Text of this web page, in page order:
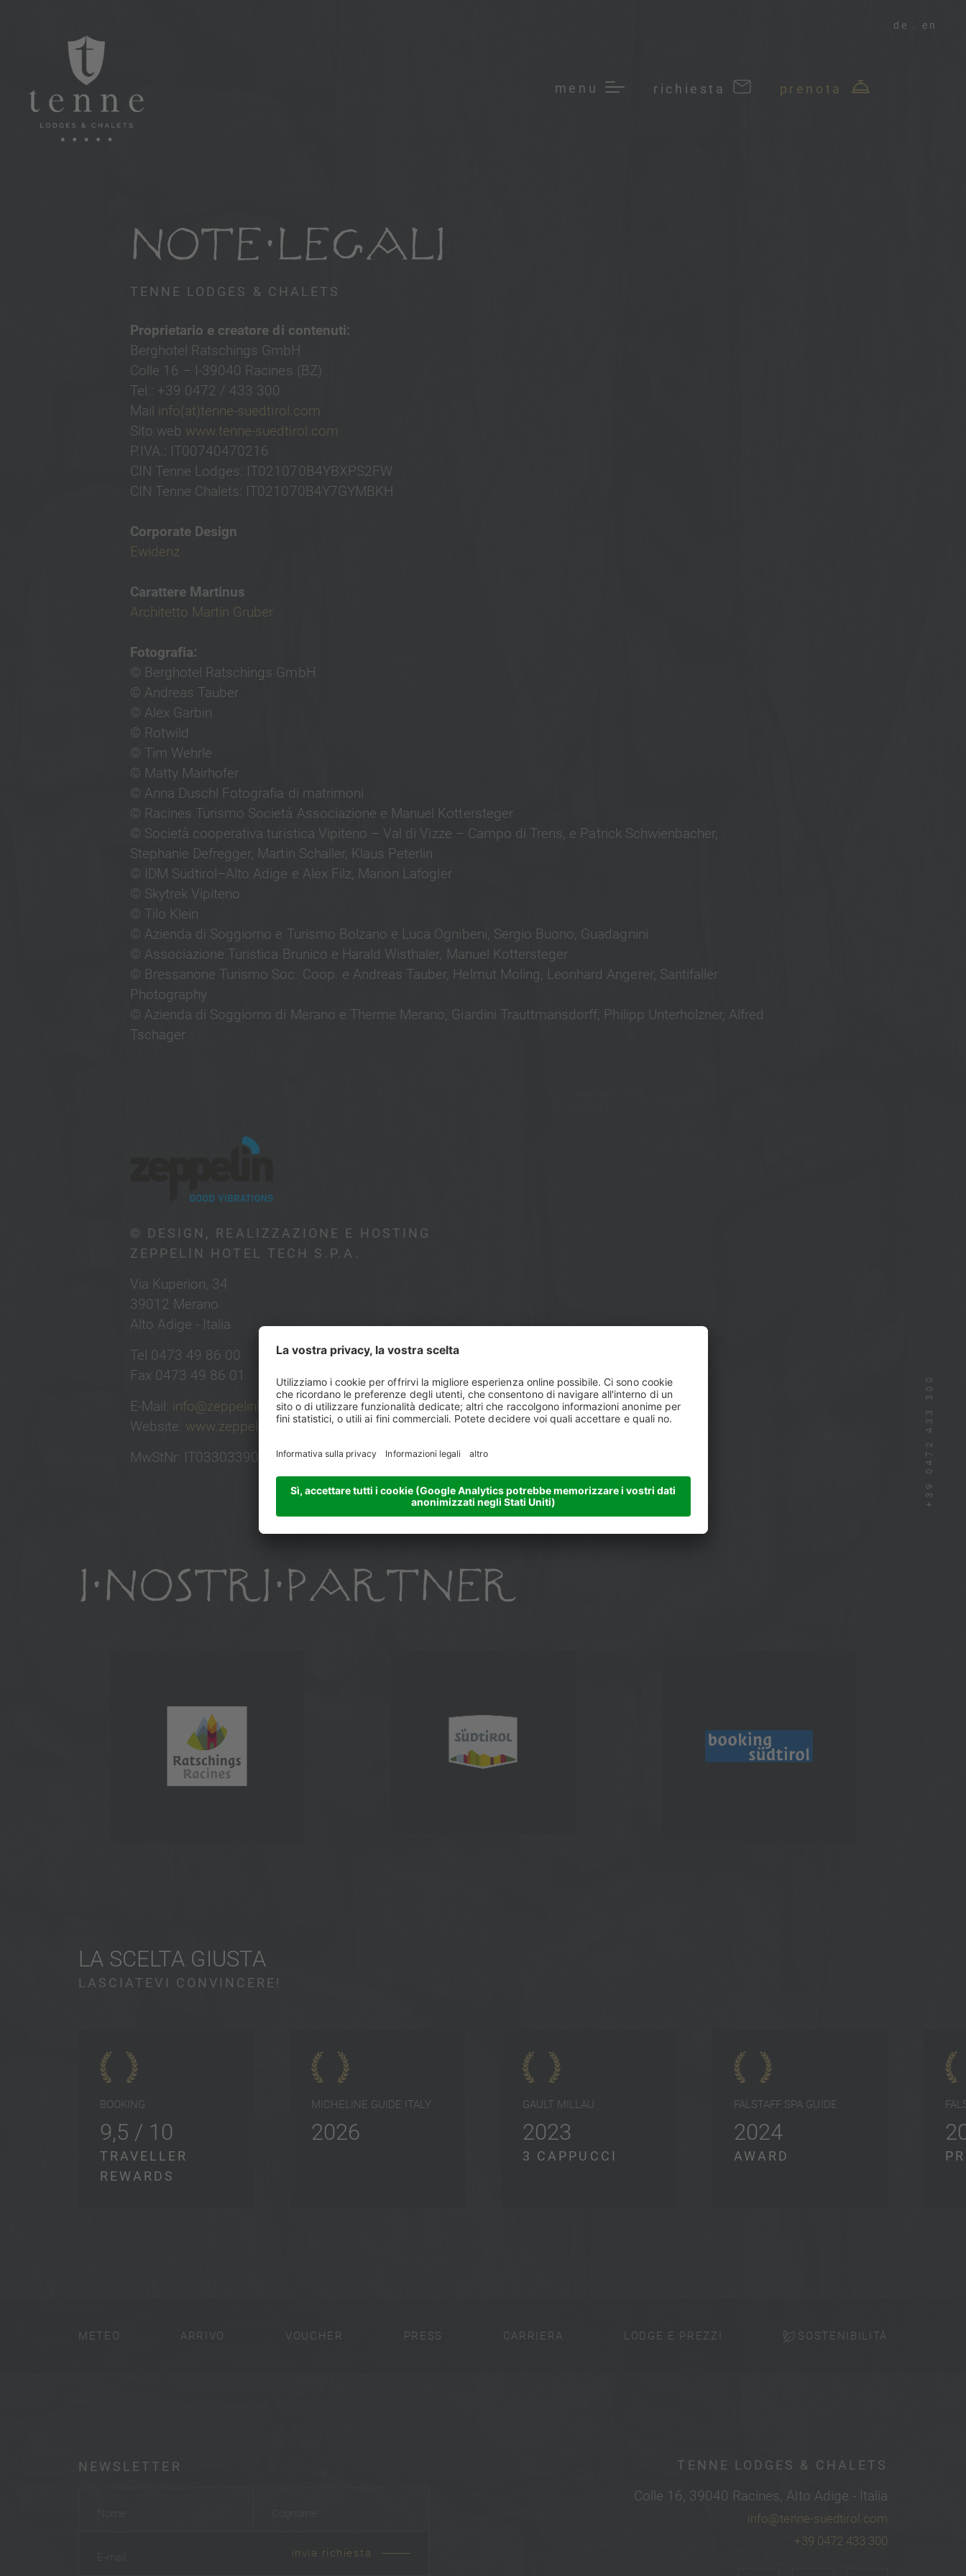
menu richiesta prenota
de en
+39 0472 433 300
NOTE LEGALI
TENNE LODGES & CHALETS
Proprietario e creatore di contenuti:
Berghotel Ratschings GmbH
Colle 16 – I-39040 Racines (BZ)
Tel.: +39 0472 / 433 300
Mail info(at)tenne-suedtirol.com
Sito web www.tenne-suedtirol.com
P.IVA.: IT00740470216
CIN Tenne Lodges: IT021070B4YBXPS2FW
CIN Tenne Chalets: IT021070B4Y7GYMBKH
Corporate Design
Ewidenz
Carattere Martinus
Architetto Martin Gruber
Fotografia:
© Berghotel Ratschings GmbH
© Andreas Tauber
© Alex Garbin
© Rotwild
© Tim Wehrle
© Matty Mairhofer
© Anna Duschl Fotografia di matrimoni
© Racines Turismo Societá Associazione e Manuel Kottersteger
© Società cooperativa turistica Vipiteno – Val di Vizze – Campo di Trens, e Patrick Schwienbacher,
Stephanie Defregger, Martin Schaller, Klaus Peterlin
© IDM Südtirol–Alto Adige e Alex Filz, Marion Lafogler
© Skytrek Vipiteno
© Tilo Klein
© Azienda di Soggiorno e Turismo Bolzano e Luca Ognibeni, Sergio Buono, Guadagnini
© Associazione Turistica Brunico e Harald Wisthaler, Manuel Kottersteger
© Bressanone Turismo Soc. Coop. e Andreas Tauber, Helmut Moling, Leonhard Angerer, Santifaller
Photography
© Azienda di Soggiorno di Merano e Therme Merano, Giardini Trauttmansdorff, Philipp Unterholzner, Alfred
Tschager
© DESIGN, REALIZZAZIONE E HOSTING
ZEPPELIN HOTEL TECH S.P.A.
Via Kuperion, 34
39012 Merano
Alto Adige - Italia
Tel 0473 49 86 00
Fax 0473 49 86 01
E-Mail: info@zeppelinhotel.tech
Website: www.zeppelinhotel.tech
MwStNr: IT03303390219
I NOSTRI PARTNER
LA SCELTA GIUSTA
LASCIATEVI CONVINCERE!
BOOKING
9,5 / 10
TRAVELLER
REWARDS
MICHELINE GUIDE ITALY
2026
GAULT MILLAU
2023
3 CAPPUCCI
FALSTAFF SPA GUIDE
2024
AWARD
METEO ARRIVO VOUCHER PRESS CARRIERA LODGE E PREZZI SOSTENIBILITÀ
NEWSLETTER
invia richiesta
TENNE LODGES & CHALETS
Colle 16, 39040 Racines, Alto Adige - Italia
info@tenne-suedtirol.com
+39 0472 433 300